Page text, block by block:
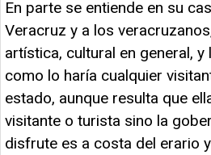
En parte se entiende en su
Veracruz y a los
artística, cultural en general,
como lo haría cualquier
estado, aunque resulta que
visitante o turista sino la
disfrute es a costa del erario